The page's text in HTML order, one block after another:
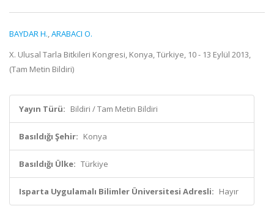
BAYDAR H.,ARABACI O.
X. Ulusal Tarla Bitkileri Kongresi, Konya, Türkiye, 10 - 13 Eylül 2013,
(Tam Metin Bildiri)
Yayın Türü: Bildiri / Tam Metin Bildiri
Basıldığı Şehir: Konya
Basıldığı Ülke: Türkiye
Isparta Uygulamalı Bilimler Üniversitesi Adresli: Hayır